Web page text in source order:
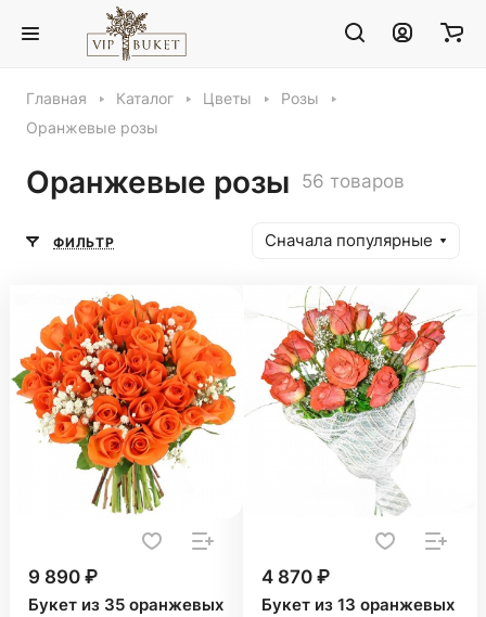
Главная Каталог Цветы
Розы
Оранжевые розы
Оранжевые розы 56 товаров
ФИЛЬТР Сначала популярные
9 890 ₽
Букет из 35 оранжевых
4 870 ₽
Букет из 13 оранжевых